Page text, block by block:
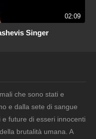
02:09
Singer
che sono stati e
e dalla sete di sangue
future di esseri innocenti
brutalità umana. A